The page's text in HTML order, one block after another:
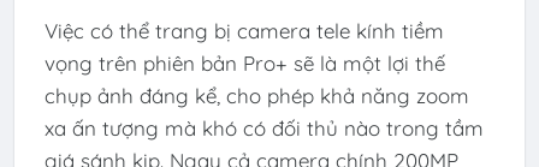
Việc có thể trang bị camera tele kính tiềm
vọng trên phiên bản Pro+ sẽ là một lợi thế
chụp ảnh đáng kể, cho phép khả năng zoom
xa ấn tượng mà khó có đối thủ nào trong tầm
giá sánh kịp. Ngay cả camera chính 200MP